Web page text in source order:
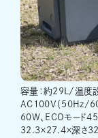
容量：約29L/温度
AC100V（50Hz/
60W、ECOモード
32.3×27.4×深さ